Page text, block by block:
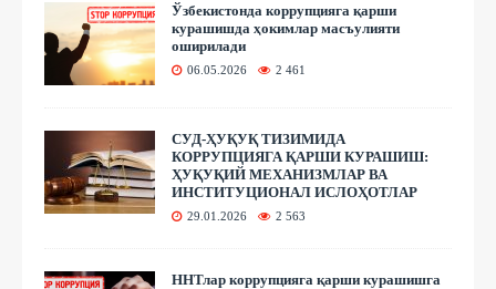
Ўзбекистонда коррупцияга қарши
курашишда ҳокимлар масъулияти
оширилади
06.05.2026 2 461
СУД-ҲУҚУҚ ТИЗИМИДА
КОРРУПЦИЯГА ҚАРШИ КУРАШИШ:
ҲУҚУҚИЙ МЕХАНИЗМЛАР ВА
ИНСТИТУЦИОНАЛ ИСЛОҲОТЛАР
29.01.2026 2 563
ННТлар коррупцияга қарши курашишга